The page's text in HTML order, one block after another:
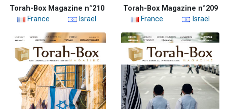
Torah-Box Magazine n°210
France
Israël
Torah-Box Magazine n°209
France
Israël